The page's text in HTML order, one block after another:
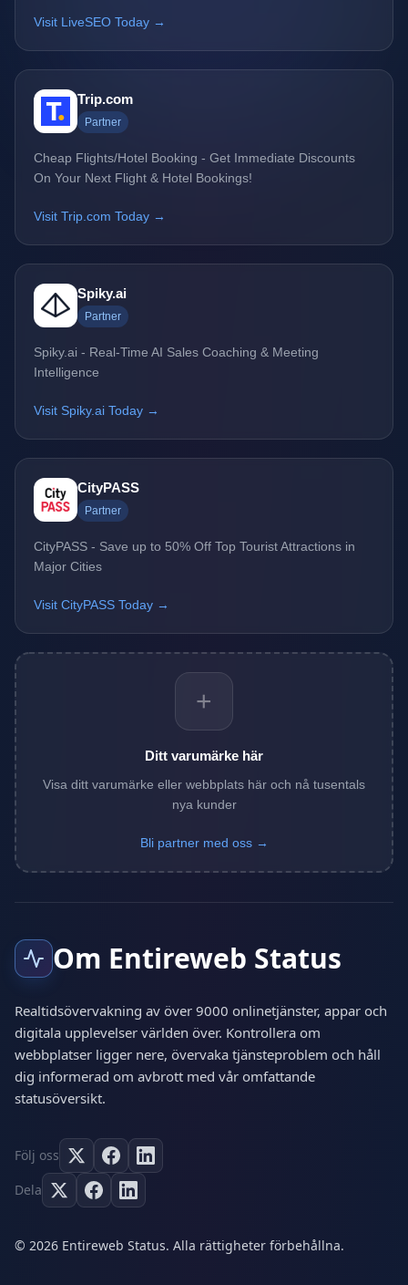
Visit LiveSEO Today →
Trip.com
Partner
Cheap Flights/Hotel Booking - Get Immediate Discounts
On Your Next Flight & Hotel Bookings!
Visit Trip.com Today →
Spiky.ai
Partner
Spiky.ai - Real-Time AI Sales Coaching & Meeting
Intelligence
Visit Spiky.ai Today →
CityPASS
Partner
CityPASS - Save up to 50% Off Top Tourist Attractions in
Major Cities
Visit CityPASS Today →
+
Ditt varumärke här
Visa ditt varumärke eller webbplats här och nå tusentals
nya kunder
Bli partner med oss →
Om Entireweb Status
Realtidsövervakning av över 9000 onlinetjänster, appar och
digitala upplevelser världen över. Kontrollera om
webbplatser ligger nere, övervaka tjänsteproblem och håll
dig informerad om avbrott med vår omfattande
statusöversikt.
Följ oss
Dela
© 2026 Entireweb Status. Alla rättigheter förbehållna.